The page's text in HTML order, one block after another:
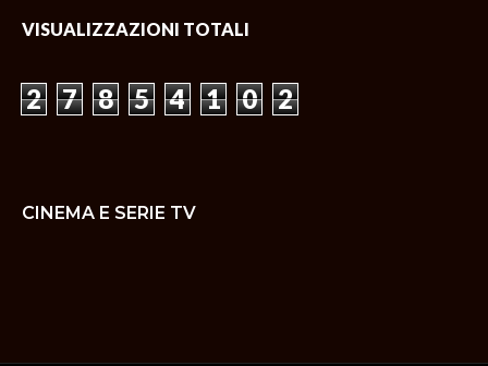
VISUALIZZAZIONI TOTALI
2 7 8 5 4 1 0 2
CINEMA E SERIE TV